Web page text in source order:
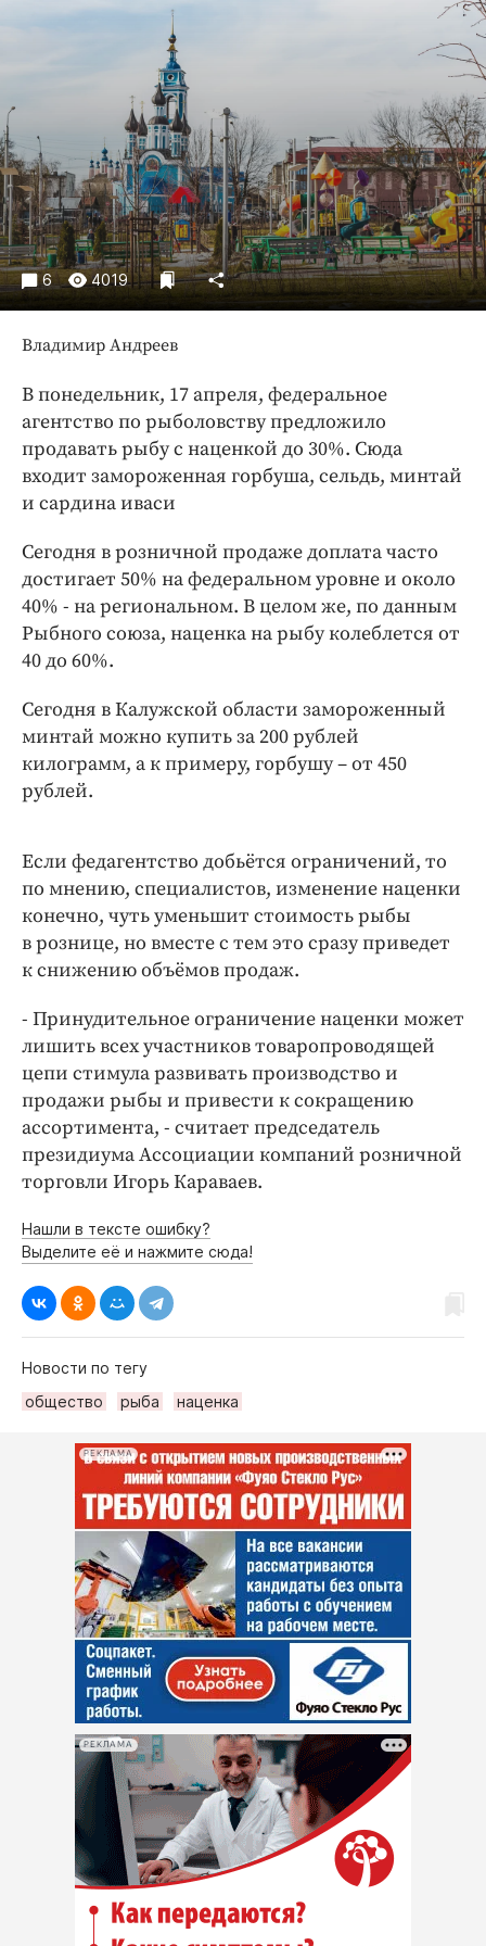
Криминал
Недвижимость и ЖКХ
Образование
Общество
Погода
Праздники
Происшествия
Спорт
Экономика и бизнес
ПРОЕКТЫ
Блоги
Издания
Медиаперсона
Интересное чтиво
Бренд года
Работодатель года
6 4019
Владимир Андреев
В понедельник, 17 апреля, федеральное
агентство по рыболовству предложило
продавать рыбу с наценкой до 30%. Сюда
входит замороженная горбуша, сельдь, минтай
и сардина иваси
Сегодня в розничной продаже доплата часто
достигает 50% на федеральном уровне и около
40% - на региональном. В целом же, по данным
Рыбного союза, наценка на рыбу колеблется от
40 до 60%.
Сегодня в Калужской области замороженный
минтай можно купить за 200 рублей
килограмм, а к примеру, горбушу – от 450
рублей.
Если федагентство добьётся ограничений, то
по мнению, специалистов, изменение наценки
конечно, чуть уменьшит стоимость рыбы
в рознице, но вместе с тем это сразу приведет
к снижению объёмов продаж.
- Принудительное ограничение наценки может
лишить всех участников товаропроводящей
цепи стимула развивать производство и
продажи рыбы и привести к сокращению
ассортимента, - считает председатель
президиума Ассоциации компаний розничной
торговли Игорь Караваев.
Нашли в тексте ошибку?
Выделите её и нажмите сюда!
Новости по тегу
общество
рыба наценка
РЕКЛАМА
РЕКЛАМА